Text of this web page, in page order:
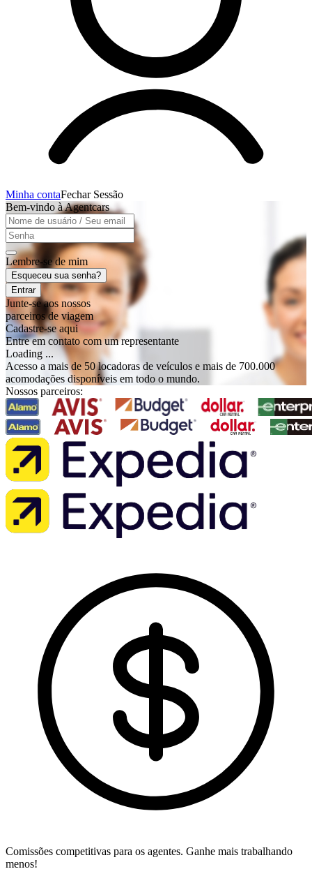
Minha contaFechar Sessão
Bem-vindo à Agentcars
Lembre-se de mim
Esqueceu sua senha?
Entrar
Junte-se aos nossos
parceiros de viagem
Cadastre-se aqui
Entre em contato com um representante
Loading ...
Acesso a mais de 50 locadoras de veículos e mais de 700.000
acomodações disponíveis em todo o mundo.
Nossos parceiros:
Comissões competitivas para os agentes. Ganhe mais trabalhando
menos!